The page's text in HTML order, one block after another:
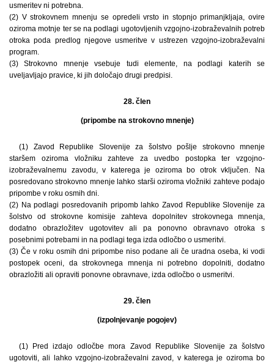
usmeritev ni potrebna.
(2) V strokovnem mnenju se opredeli vrsto in stopnjo primanjkljaja, ovire
oziroma motnje ter se na podlagi ugotovljenih vzgojno-izobraževalnih potreb
otroka poda predlog njegove usmeritve v ustrezen vzgojno-izobraževalni
program.
(3) Strokovno mnenje vsebuje tudi elemente, na podlagi katerih se
uveljavljajo pravice, ki jih določajo drugi predpisi.
28. člen
(pripombe na strokovno mnenje)
(1) Zavod Republike Slovenije za šolstvo pošlje strokovno mnenje
staršem oziroma vložniku zahteve za uvedbo postopka ter vzgojno-
izobraževalnemu zavodu, v katerega je oziroma bo otrok vključen. Na
posredovano strokovno mnenje lahko starši oziroma vložniki zahteve podajo
pripombe v roku osmih dni.
(2) Na podlagi posredovanih pripomb lahko Zavod Republike Slovenije za
šolstvo od strokovne komisije zahteva dopolnitev strokovnega mnenja,
dodatno obrazložitev ugotovitev ali pa ponovno obravnavo otroka s
posebnimi potrebami in na podlagi tega izda odločbo o usmeritvi.
(3) Če v roku osmih dni pripombe niso podane ali če uradna oseba, ki vodi
postopek oceni, da strokovnega mnenja ni potrebno dopolniti, dodatno
obrazložiti ali opraviti ponovne obravnave, izda odločbo o usmeritvi.
29. člen
(izpolnjevanje pogojev)
(1) Pred izdajo odločbe mora Zavod Republike Slovenije za šolstvo
ugotoviti, ali lahko vzgojno-izobraževalni zavod, v katerega je oziroma bo